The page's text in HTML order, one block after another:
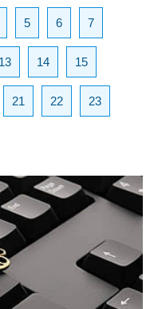
5 6 7
13 14 15
21 22 23